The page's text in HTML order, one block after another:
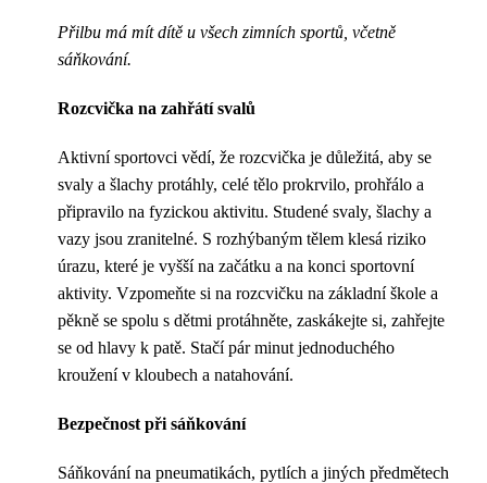
Přilbu má mít dítě u všech zimních sportů, včetně
sáňkování.
Rozcvička na zahřátí svalů
Aktivní sportovci vědí, že rozcvička je důležitá, aby se
svaly a šlachy protáhly, celé tělo prokrvilo, prohřálo a
připravilo na fyzickou aktivitu. Studené svaly, šlachy a
vazy jsou zranitelné. S rozhýbaným tělem klesá riziko
úrazu, které je vyšší na začátku a na konci sportovní
aktivity. Vzpomeňte si na rozcvičku na základní škole a
pěkně se spolu s dětmi protáhněte, zaskákejte si, zahřejte
se od hlavy k patě. Stačí pár minut jednoduchého
kroužení v kloubech a natahování.
Bezpečnost při sáňkování
Sáňkování na pneumatikách, pytlích a jiných předmětech